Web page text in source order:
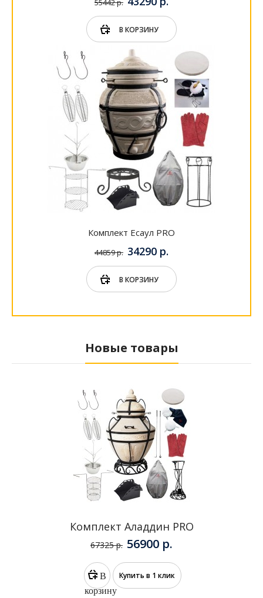
Комплект Атаман PRO
55442 р. 43290 р.
В КОРЗИНУ
Комплект Есаул PRO
44859 р. 34290 р.
В КОРЗИНУ
Новые товары